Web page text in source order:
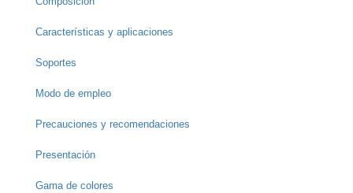
Características y aplicaciones
Soportes
Modo de empleo
Precauciones y recomendaciones
Presentación
Gama de colores